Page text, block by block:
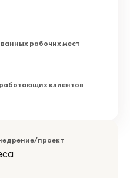
рабочих мест
клиентов
проект